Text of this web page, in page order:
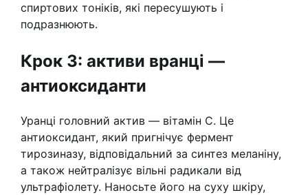
спиртових тоніків, які пересушують і
подразнюють.
Крок 3: активи вранці —
антиоксиданти
Уранці головний актив — вітамін C. Це
антиоксидант, який пригнічує фермент
тирозиназу, відповідальний за синтез меланіну,
а також нейтралізує вільні радикали від
ультрафіолету. Наносьте його на суху шкіру,